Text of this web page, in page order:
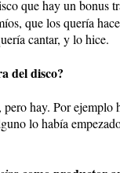
que hay un bonus
que los quería
cantar, y lo hice.
del disco?
hay. Por ejemplo
lo había